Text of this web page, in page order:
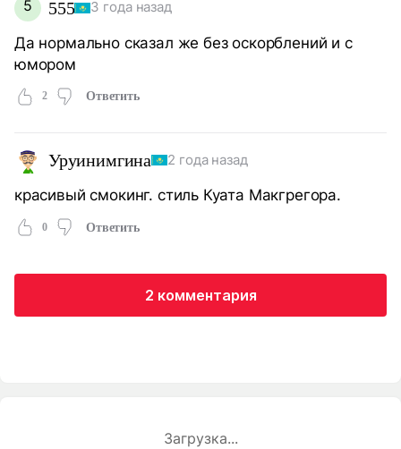
5 555 3 года назад
Да нормально сказал же без оскорблений и с
юмором
2 Ответить
Уруинимгина 2 года назад
красивый смокинг. стиль Куата Макгрегора.
0 Ответить
2 комментария
Загрузка...